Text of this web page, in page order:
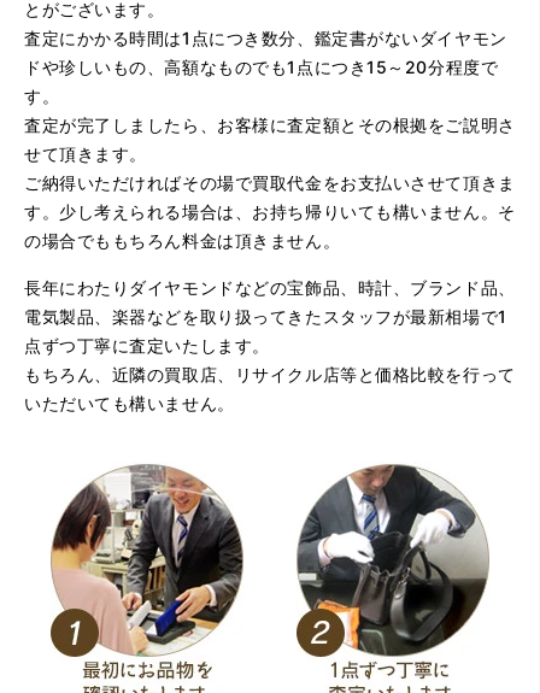
とがございます。
査定にかかる時間は1点につき数分、鑑定書がないダイヤモン
ドや珍しいもの、高額なものでも1点につき15～20分程度で
す。
査定が完了しましたら、お客様に査定額とその根拠をご説明さ
せて頂きます。
ご納得いただければその場で買取代金をお支払いさせて頂きま
す。少し考えられる場合は、お持ち帰りいても構いません。そ
の場合でももちろん料金は頂きません。
長年にわたりダイヤモンドなどの宝飾品、時計、ブランド品、
電気製品、楽器などを取り扱ってきたスタッフが最新相場で1
点ずつ丁寧に査定いたします。
もちろん、近隣の買取店、リサイクル店等と価格比較を行って
いただいても構いません。